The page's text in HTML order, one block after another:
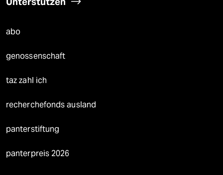
abo
genossenschaft
taz zahl ich
recherchefonds ausland
panterstiftung
panterpreis 2026